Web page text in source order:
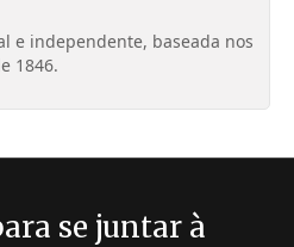
e independente, baseada nos
1846.
se juntar à